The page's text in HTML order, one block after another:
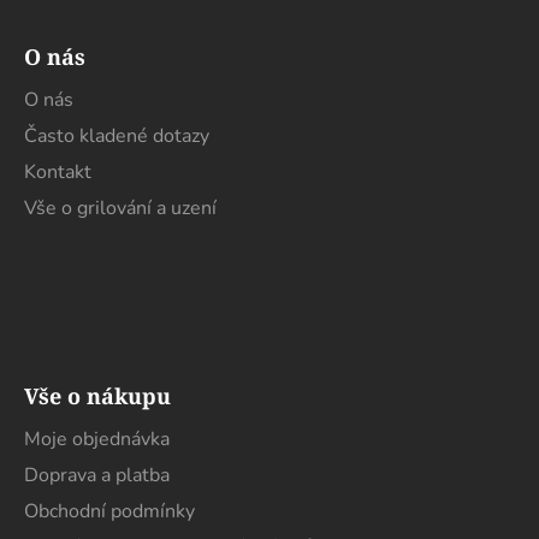
O nás
O nás
Často kladené dotazy
Kontakt
Vše o grilování a uzení
Vše o nákupu
Moje objednávka
Doprava a platba
Obchodní podmínky